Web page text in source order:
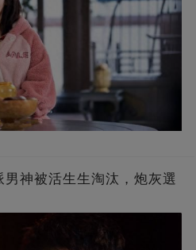
男神被活生生淘汰，炮灰選